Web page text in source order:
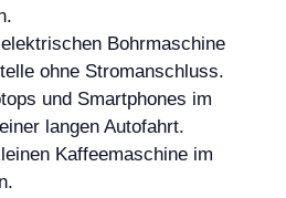
Bohrmaschine
ohne Stromanschluss.
und Smartphones im
langen Autofahrt.
Kaffeemaschine im